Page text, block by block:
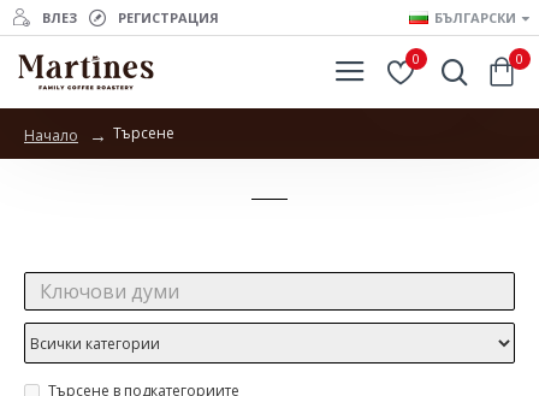
ВЛЕЗ РЕГИСТРАЦИЯ БЪЛГАРСКИ
0 0
Начало Търсене
Търсене в подкатегориите